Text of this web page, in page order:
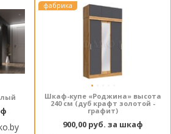
фабрика
Шкаф-купе «Роджина» высота
240 см (дуб крафт золотой -
графит)
900,00 руб. за шкаф